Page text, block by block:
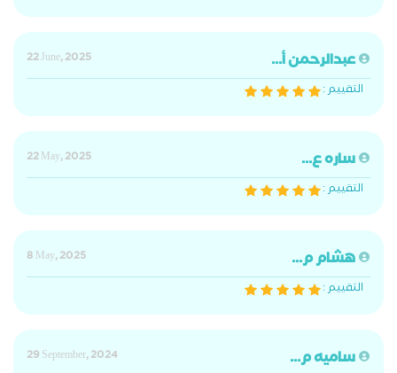
عبدالرحمن أ...
22 June, 2025
التقييم :
ساره ع...
22 May, 2025
التقييم :
هشام م...
8 May, 2025
التقييم :
ساميه م...
29 September, 2024